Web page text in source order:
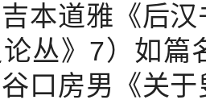
本道雅《后
丛》7）如篇
口房男《关